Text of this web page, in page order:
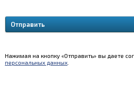
Нажимая на кнопку «Отправить» вы даете
персональных данных